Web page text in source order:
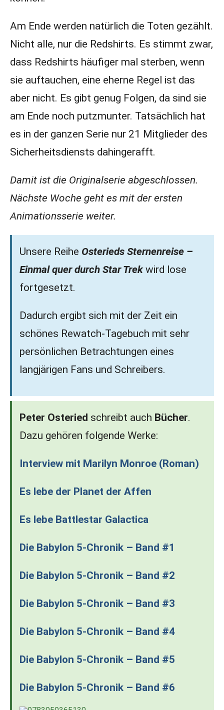
Am Ende werden natürlich die Toten gezählt.
Nicht alle, nur die Redshirts. Es stimmt zwar,
dass Redshirts häufiger mal sterben, wenn
sie auftauchen, eine eherne Regel ist das
aber nicht. Es gibt genug Folgen, da sind sie
am Ende noch putzmunter. Tatsächlich hat
es in der ganzen Serie nur 21 Mitglieder des
Sicherheitsdiensts dahingerafft.
Damit ist die Originalserie abgeschlossen.
Nächste Woche geht es mit der ersten
Animationsserie weiter.
Unsere Reihe Osterieds Sternenreise –
Einmal quer durch Star Trekwird lose
fortgesetzt.
Dadurch ergibt sich mit der Zeit ein
schönes Rewatch-Tagebuch mit sehr
persönlichen Betrachtungen eines
langjärigen Fans und Schreibers.
Peter Osteried schreibt auch Bücher.
Dazu gehören folgende Werke:
Interview mit Marilyn Monroe (Roman)
Es lebe der Planet der Affen
Es lebe Battlestar Galactica
Die Babylon 5-Chronik – Band #1
Die Babylon 5-Chronik – Band #2
Die Babylon 5-Chronik – Band #3
Die Babylon 5-Chronik – Band #4
Die Babylon 5-Chronik – Band #5
Die Babylon 5-Chronik – Band #6